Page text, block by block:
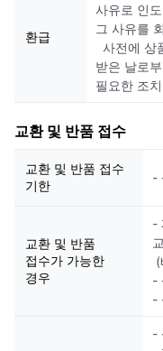
환급
사유로 인
그 사유를
사전에 상
받은 날로
필요한 조
교환 및 반품 접수
교환 및 반품 접수
기한
-
교환 및 반품
접수가 가능한
경우
-
-
-
-